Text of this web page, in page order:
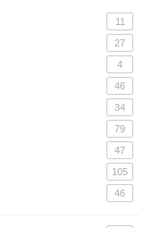
11
27
4
46
34
79
47
105
46